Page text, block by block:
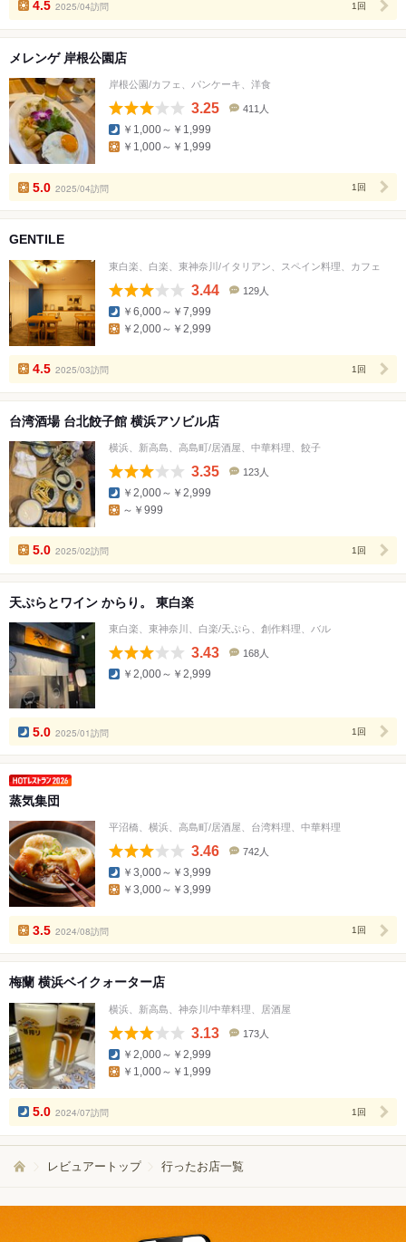
4.5 2025/04訪問 1回
メレンゲ 岸根公園店
岸根公園/カフェ、パンケーキ、洋食
3.25
数
411人
￥1,000～￥1,999
￥1,000～￥1,999
5.0 2025/04訪問 1回
GENTILE
東白楽、白楽、東神奈川/イタリアン、スペイン料理、カフェ
3.44
数
129人
￥6,000～￥7,999
￥2,000～￥2,999
4.5 2025/03訪問 1回
台湾酒場 台北餃子館 横浜アソビル店
横浜、新高島、高島町/居酒屋、中華料理、餃子
3.35
数
123人
￥2,000～￥2,999
～￥999
5.0 2025/02訪問 1回
天ぷらとワイン からり。 東白楽
東白楽、東神奈川、白楽/天ぷら、創作料理、バル
3.43
数
168人
￥2,000～￥2,999
5.0 2025/01訪問 1回
蒸気集団
平沼橋、横浜、高島町/居酒屋、台湾料理、中華料理
3.46
数
742人
￥3,000～￥3,999
￥3,000～￥3,999
3.5 2024/08訪問 1回
梅蘭 横浜ベイクォーター店
横浜、新高島、神奈川/中華料理、居酒屋
3.13
数
173人
￥2,000～￥2,999
￥1,000～￥1,999
5.0 2024/07訪問 1回
レビュアートップ 行ったお店一覧